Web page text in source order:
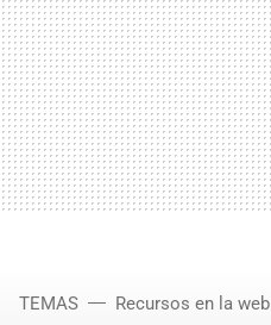
TEMAS Recursos en la web